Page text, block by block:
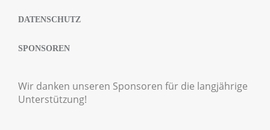
DATENSCHUTZ
SPONSOREN
Wir danken unseren Sponsoren für die langjährige
Unterstützung!